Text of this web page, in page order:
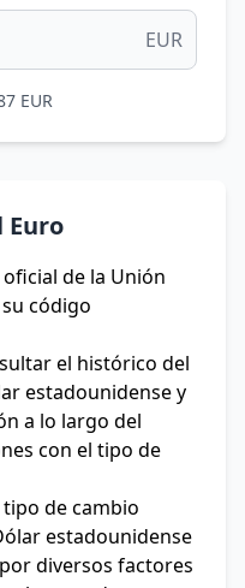
EUR
EUR
Euro
oficial de la Unión
código
el histórico del
estadounidense y
a lo largo del
con el tipo de
de cambio
estadounidense
diversos factores